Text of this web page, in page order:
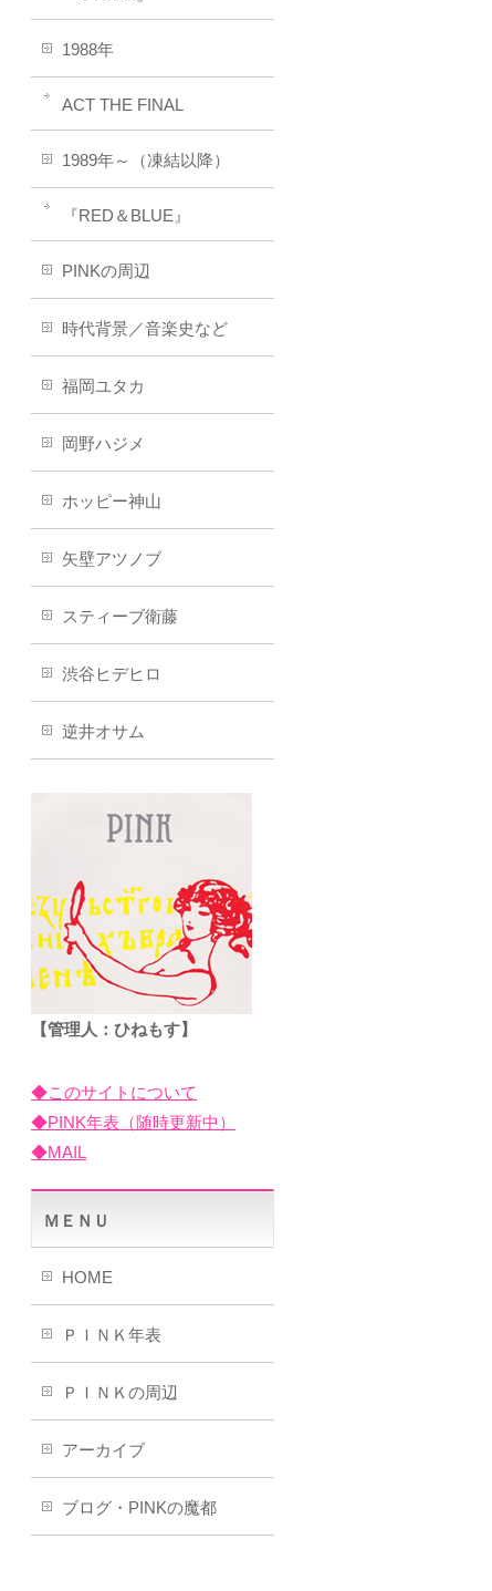
1988年
ACT THE FINAL
1989年～（凍結以降）
『RED＆BLUE』
PINKの周辺
時代背景／音楽史など
福岡ユタカ
岡野ハジメ
ホッピー神山
矢壁アツノブ
スティーブ衛藤
渋谷ヒデヒロ
逆井オサム
【管理人：ひねもす】
◆このサイトについて
◆PINK年表（随時更新中）
◆MAIL
ＭＥＮＵ
HOME
ＰＩＮＫ年表
ＰＩＮＫの周辺
アーカイブ
ブログ・PINKの魔都